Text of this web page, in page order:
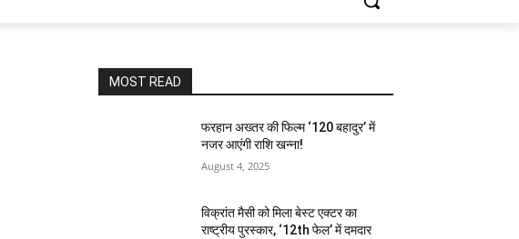
MOST READ
फरहान अख्तर की फिल्म ‘120 बहादुर’ में
नजर आएंगी राशि खन्ना!
August 4, 2025
विक्रांत मैसी को मिला बेस्ट एक्टर का
राष्ट्रीय पुरस्कार, ‘12th फेल’ में दमदार